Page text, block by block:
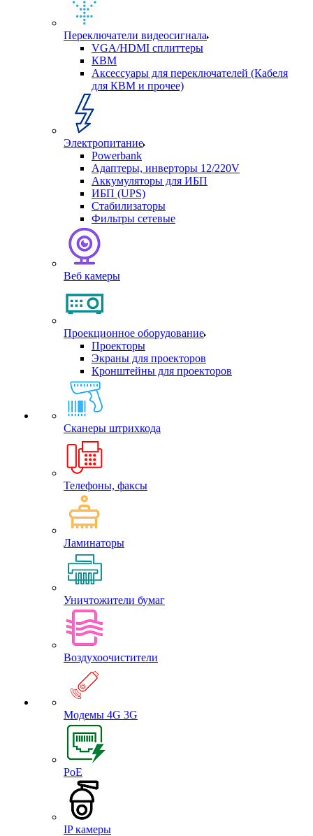
Переключатели видеосигнала
VGA/HDMI сплиттеры
КВМ
Аксессуары для переключателей (Кабеля
для КВМ и прочее)
Электропитание
Powerbank
Адаптеры, инверторы 12/220V
Аккумуляторы для ИБП
ИБП (UPS)
Стабилизаторы
Фильтры сетевые
Веб камеры
Проекционное оборудование
Проекторы
Экраны для проекторов
Кронштейны для проекторов
Сканеры штрихкода
Телефоны, факсы
Ламинаторы
Уничтожители бумаг
Воздухоочистители
Модемы 4G 3G
PoE
IP камеры